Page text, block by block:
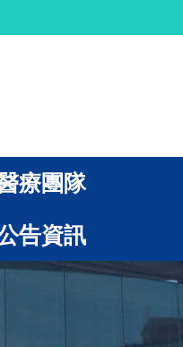
療團隊
告資訊